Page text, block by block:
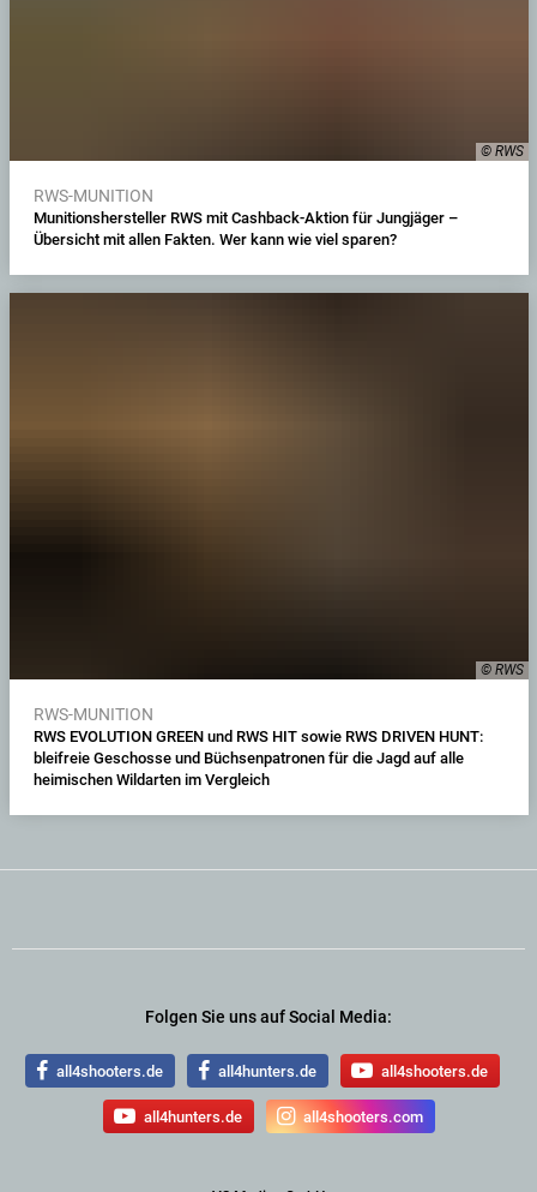
© RWS
RWS-MUNITION
Munitionshersteller RWS mit Cashback-Aktion für Jungjäger –
Übersicht mit allen Fakten. Wer kann wie viel sparen?
© RWS
RWS-MUNITION
RWS EVOLUTION GREEN und RWS HIT sowie RWS DRIVEN HUNT:
bleifreie Geschosse und Büchsenpatronen für die Jagd auf alle
heimischen Wildarten im Vergleich
Folgen Sie uns auf Social Media:
all4shooters.de all4hunters.de all4shooters.de
all4hunters.de all4shooters.com